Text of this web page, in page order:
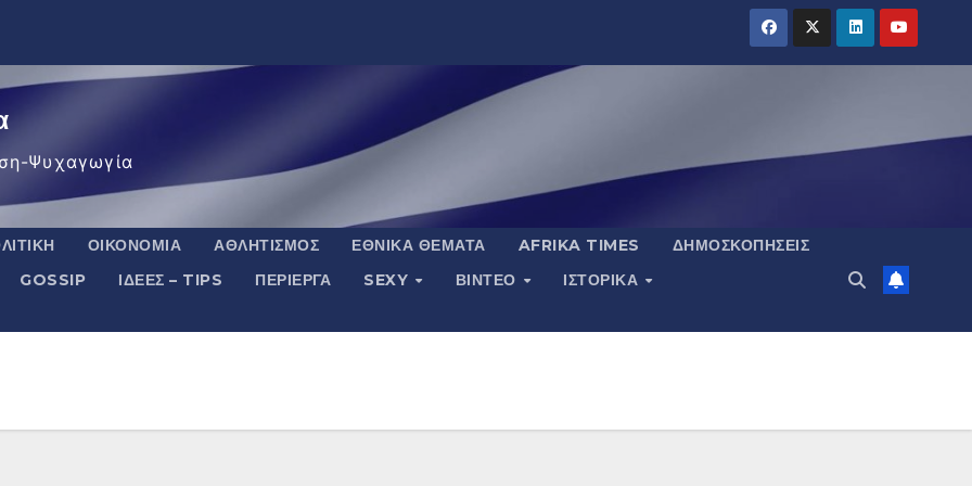
Ψυχαγωγία
ΟΙΚΟΝΟΜΊΑ ΑΘΛΗΤΙΣΜΌΣ ΕΘΝΙΚΆ ΘΈΜΑΤΑ AFRIKA TIMES
ΔΗΜΟΣΚΟΠΉΣΕΙΣ
GOSSIP ΙΔΈΕΣ – TIPS ΠΕΡΊΕΡΓΑ SEXY ΒΙΝΤΕΟ
ΙΣΤΟΡΙΚΆ